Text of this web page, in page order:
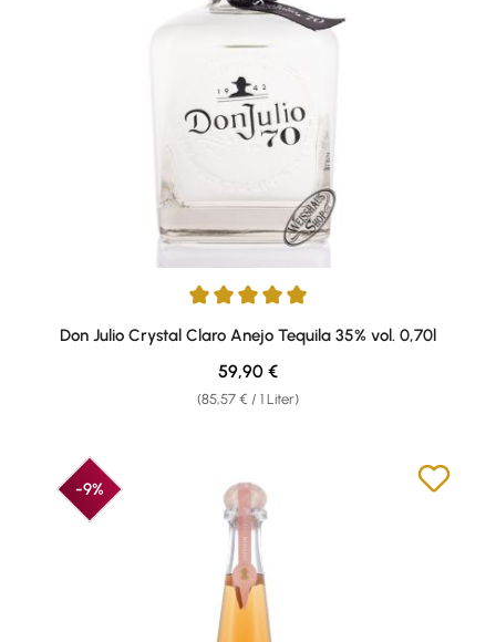
Durchschnittliche Bewertung von 5 von 5 Sternen
Don Julio Crystal Claro Anejo Tequila 35% vol. 0,70l
(85,57 € / 1 Liter)
Regulärer Preis:
59,90 €
-9%